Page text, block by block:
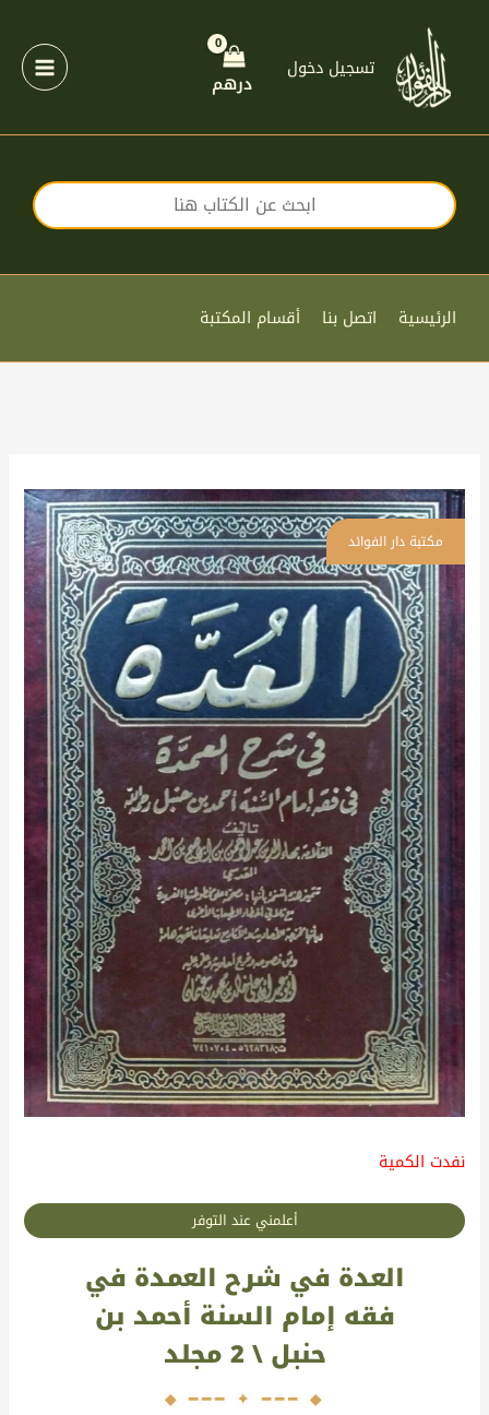
المحتوى
تسجيل دخول
درهم
الرئيسية اتصل بنا أقسام المكتبة
العدة في شرح العمدة في
فقه إمام السنة أحمد بن
حنبل \ 2 مجلد
نفدت الكمية
أعلمني عند التوفر